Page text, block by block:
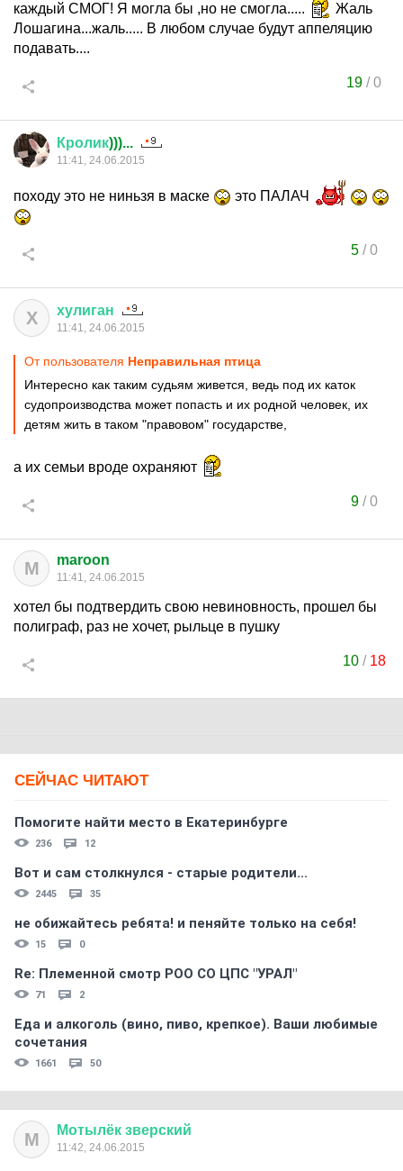
каждый СМОГ! Я могла бы ,но не смогла.....
Жаль
Лошагина...жаль..... В любом случае будут аппеляцию
подавать....
19 /0
Кролик)))...
11:41, 24.06.2015
походу это не ниньзя в маске это ПАЛАЧ
5/0
Х хулиган
11:41, 24.06.2015
От пользователя Неправильная птица
Интересно как таким судьям живется, ведь под их каток
судопроизводства может попасть и их родной человек, их
детям жить в таком "правовом" государстве,
а их семьи вроде охраняют
9/0
M maroon
11:41, 24.06.2015
хотел бы подтвердить свою невиновность, прошел бы
полиграф, раз не хочет, рыльце в пушку
10/ 18
СЕЙЧАС ЧИТАЮТ
Помогите найти место в Екатеринбурге
236 12
Вот и сам столкнулся - старые родители...
2445 35
не обижайтесь ребята! и пеняйте только на себя!
15 0
Re: Племеннoй смoтр РOO CO ЦПС "УРАЛ"
71 2
Еда и алкоголь (вино, пиво, крепкое). Ваши любимые
сочетания
1661 50
М Мотылёк зверский
11:42, 24.06.2015